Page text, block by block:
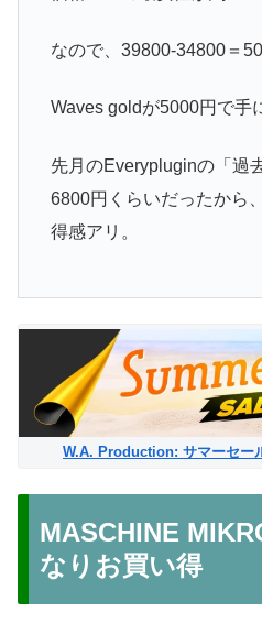
なので、39800-34800＝
Waves goldが5000円で手
先月のEverypluginの「過
6800円くらいだったから
得感アリ。
W.A. Production: サマーセー
MASCHINE
なりお買い得